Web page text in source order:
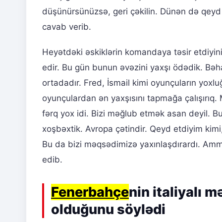
düşünürsünüzsə, geri çəkilin. Dünən də
cavab verib.
Heyətdəki əskiklərin komandaya təsir
edir. Bu gün bunun əvəzini yaxşı ödədik.
ortadadır. Fred, İsmail kimi oyunçuların
oyunçulardan ən yaxşısını tapmağa
fərq yox idi. Bizi məğlub etmək asan deyil.
xoşbəxtik. Avropa çətindir. Qeyd etdiyim
Bu da bizi məqsədimizə yaxınlaşdırardı.
edib.
Fenerbahçenin italiyalı
olduğunu söylədi